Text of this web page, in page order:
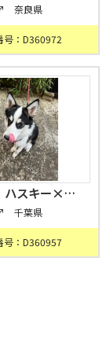
奈良県
号：D360972
スキー×…
千葉県
号：D360957